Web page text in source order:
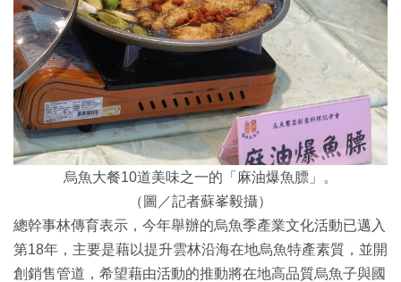
烏魚大餐10道美味之一的「麻油爆魚膘」。
（圖／記者蘇峯毅攝）
總幹事林傳育表示，今年舉辦的烏魚季產業文化活動已邁入
第18年，主要是藉以提升雲林沿海在地烏魚特產素質，並開
創銷售管道，希望藉由活動的推動將在地高品質烏魚子與國